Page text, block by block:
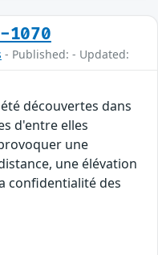
1070
- Published: - Updated:
découvertes dans
d'entre elles
une
une élévation
confidentialité des